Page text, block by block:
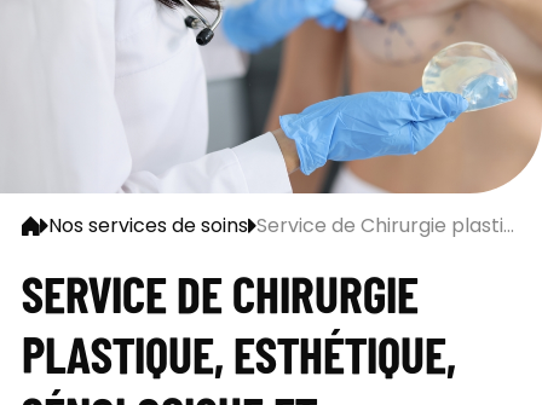
Nos services de soins Service de Chirurgie plasti...
SERVICE DE CHIRURGIE
PLASTIQUE, ESTHÉTIQUE,